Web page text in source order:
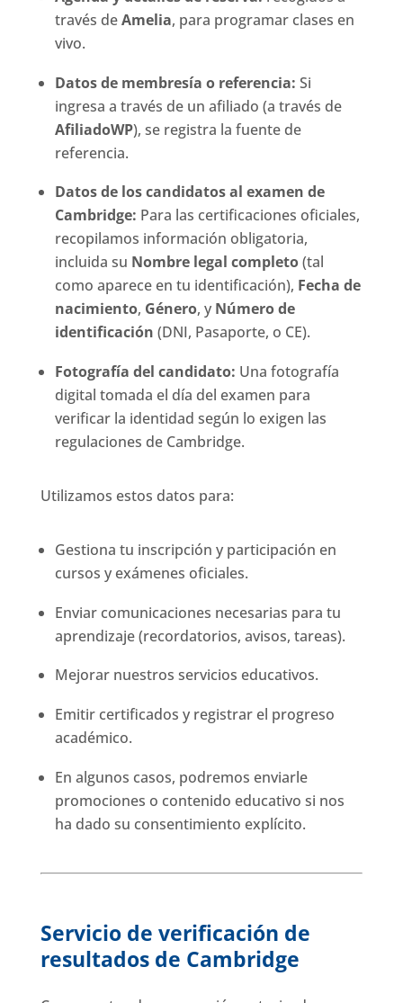
través deAmelia, para programar clases en
vivo.
Datos de membresía o referencia: Si
ingresa a través de un afiliado (a través de
AfiliadoWP), se registra la fuente de
referencia.
Datos de los candidatos al examen de
Cambridge: Para las certificaciones oficiales,
recopilamos información obligatoria,
incluida su Nombre legal completo(tal
como aparece en tu identificación), Fecha de
nacimiento, Género, y Número de
identificación (DNI, Pasaporte, o CE).
Fotografía del candidato: Una fotografía
digital tomada el día del examen para
verificar la identidad según lo exigen las
regulaciones de Cambridge.
Utilizamos estos datos para:
Gestiona tu inscripción y participación en
cursos y exámenes oficiales.
Enviar comunicaciones necesarias para tu
aprendizaje (recordatorios, avisos, tareas).
Mejorar nuestros servicios educativos.
Emitir certificados y registrar el progreso
académico.
En algunos casos, podremos enviarle
promociones o contenido educativo si nos
ha dado su consentimiento explícito.
Servicio de verificación de
resultados de Cambridge